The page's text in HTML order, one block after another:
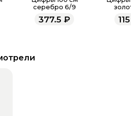
серебро 6/9
377.5 ₽ 115